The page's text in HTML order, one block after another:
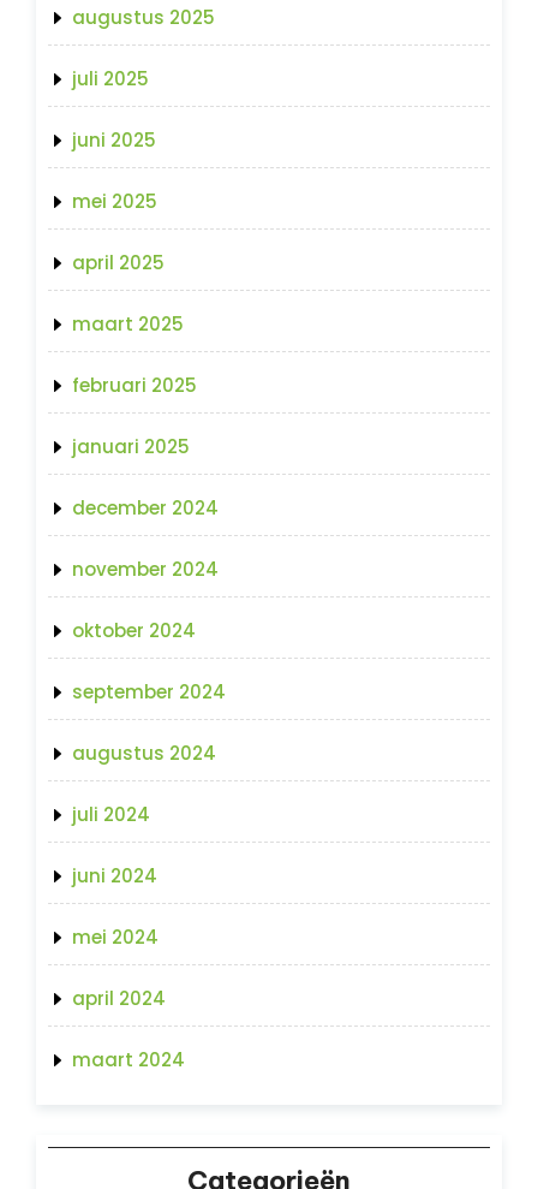
augustus 2025
juli 2025
juni 2025
mei 2025
april 2025
maart 2025
februari 2025
januari 2025
december 2024
november 2024
oktober 2024
september 2024
augustus 2024
juli 2024
juni 2024
mei 2024
april 2024
maart 2024
Categorieën